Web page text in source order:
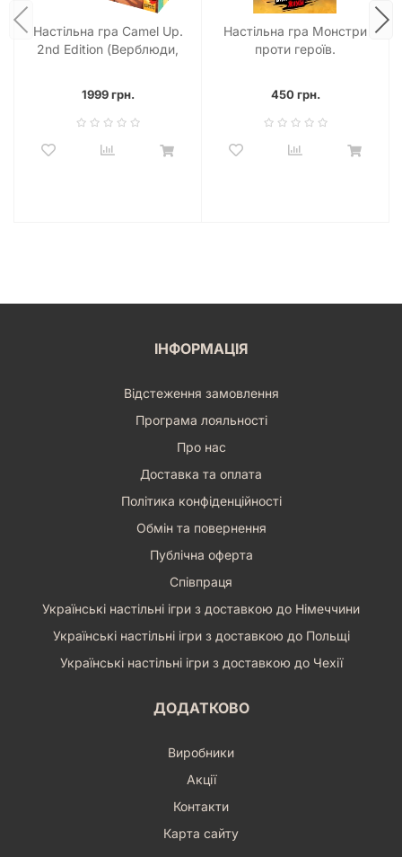
Настільна гра Camel Up.
2nd Edition (Верблюди,
1999 грн.
Настільна гра Монстри
проти героїв.
450 грн.
ІНФОРМАЦІЯ
Відстеження замовлення
Програма лояльності
Про нас
Доставка та оплата
Політика конфіденційності
Обмін та повернення
Публічна оферта
Співпраця
Українські настільні ігри з доставкою до Німеччини
Українські настільні ігри з доставкою до Польщі
Українські настільні ігри з доставкою до Чехії
ДОДАТКОВО
Виробники
Акції
Контакти
Карта сайту